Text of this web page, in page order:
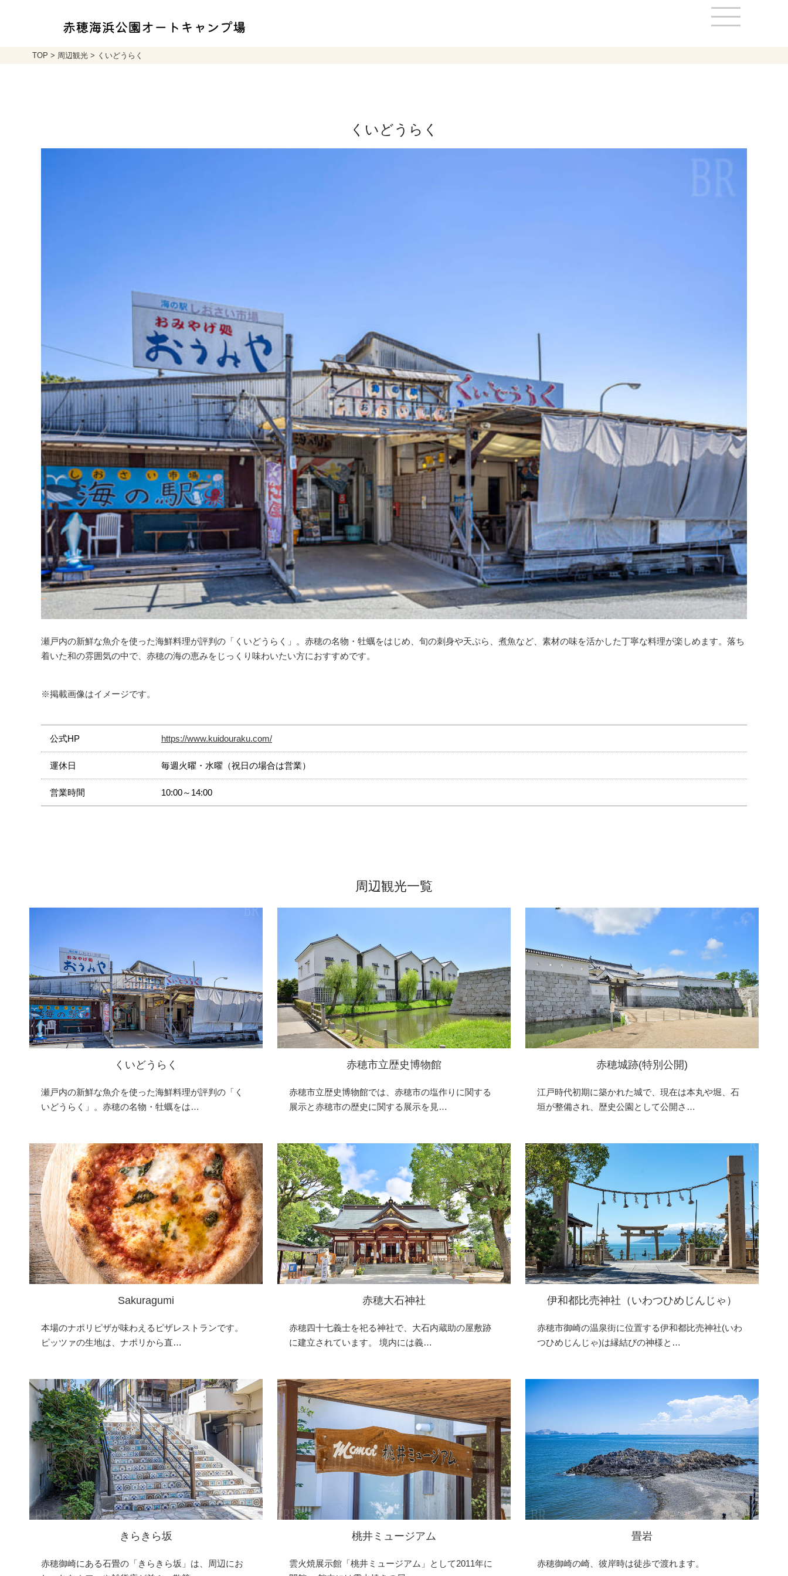
TOP > 周辺観光 > くいどうらく
くいどうらく
瀬戸内の新鮮な魚介を使った海鮮料理が評判の「くいどうらく」。赤穂の名物・牡蠣をはじめ、旬の刺身や天ぷら、煮魚など、素材の味を活かした丁寧な料理が楽しめます。落ち
着いた和の雰囲気の中で、赤穂の海の恵みをじっくり味わいたい方におすすめです。
※掲載画像はイメージです。
公式HP https://www.kuidouraku.com/
運休日 毎週火曜・水曜（祝日の場合は営業）
営業時間 10:00～14:00
周辺観光一覧
くいどうらく
瀬戸内の新鮮な魚介を使った海鮮料理が評判の「く
いどうらく」。赤穂の名物・牡蠣をは…
赤穂市立歴史博物館
赤穂市立歴史博物館では、赤穂市の塩作りに関する
展示と赤穂市の歴史に関する展示を見…
赤穂城跡(特別公開)
江戸時代初期に築かれた城で、現在は本丸や堀、石
垣が整備され、歴史公園として公開さ…
Sakuragumi
本場のナポリピザが味わえるピザレストランです。
ピッツァの生地は、ナポリから直…
赤穂大石神社
赤穂四十七義士を祀る神社で、大石内蔵助の屋敷跡
に建立されています。 境内には義…
伊和都比売神社（いわつひめじんじゃ）
赤穂市御崎の温泉街に位置する伊和都比売神社(いわ
つひめじんじゃ)は縁結びの神様と…
きらきら坂
赤穂御崎にある石畳の「きらきら坂」は、周辺にお
桃井ミュージアム
雲火焼展示館「桃井ミュージアム」として2011年に
畳岩
赤穂御崎の崎、彼岸時は徒歩で渡れます。